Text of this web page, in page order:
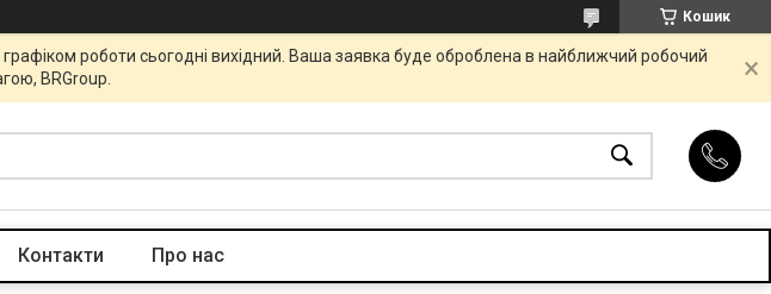
Кошик
роботи сьогодні вихідний. Ваша заявка буде оброблена в найближчий робочий
BRGroup.
Контакти Про нас